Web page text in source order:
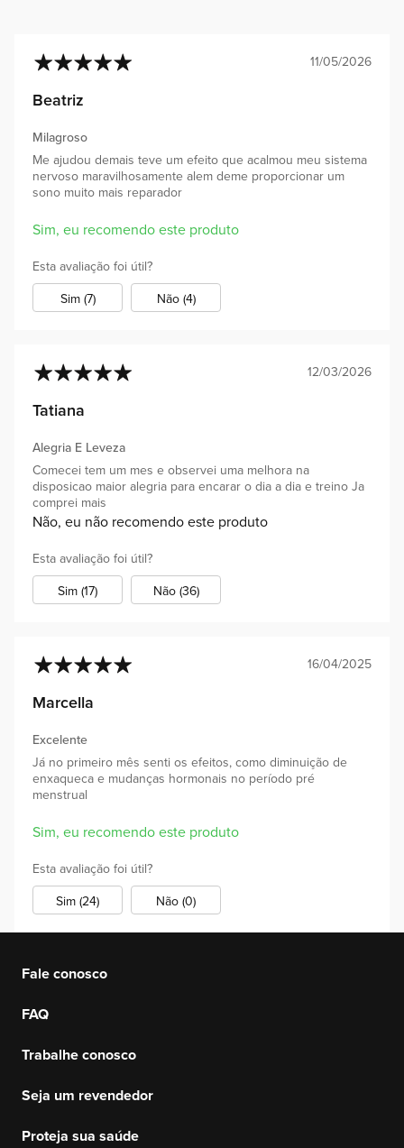
Beatriz
11/05/2026
Milagroso
Me ajudou demais teve um efeito que acalmou meu sistema
nervoso maravilhosamente alem deme proporcionar um
sono muito mais reparador
Sim, eu recomendo este produto
Esta avaliação foi útil?
Sim (7)
Não (4)
Tatiana
12/03/2026
Alegria E Leveza
Comecei tem um mes e observei uma melhora na
disposicao maior alegria para encarar o dia a dia e treino Ja
comprei mais
Não, eu não recomendo este produto
Esta avaliação foi útil?
Sim (17)
Não (36)
Marcella
16/04/2025
Excelente
Já no primeiro mês senti os efeitos, como diminuição de
enxaqueca e mudanças hormonais no período pré
menstrual
Sim, eu recomendo este produto
Esta avaliação foi útil?
Sim (24)
Não (0)
Fale conosco
FAQ
Trabalhe conosco
Seja um revendedor
Proteja sua saúde